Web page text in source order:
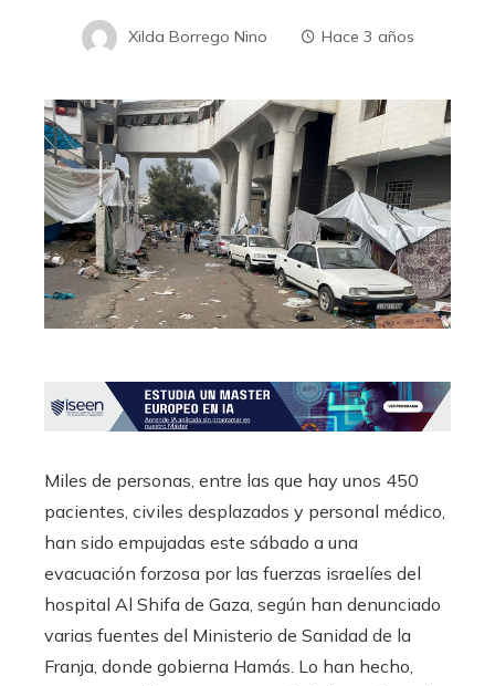
Xilda Borrego Nino Hace 3 años
Miles de personas, entre las que hay unos 450
pacientes, civiles desplazados y personal médico,
han sido empujadas este sábado a una
evacuación forzosa por las fuerzas israelíes del
hospital Al Shifa de Gaza, según han denunciado
varias fuentes del Ministerio de Sanidad de la
Franja, donde gobierna Hamás. Lo han hecho,